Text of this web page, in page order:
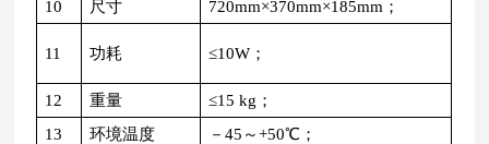
10
尺寸 720mm×370mm×185mm；
11 功耗 ≤10W；
12 重量
≤15 kg；
13
环境温度
－45～+50℃；